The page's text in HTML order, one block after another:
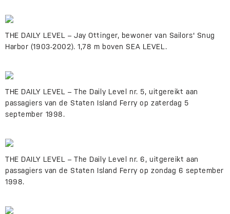
THE DAILY LEVEL – Jay Ottinger, bewoner van Sailors' Snug
Harbor (1903-2002). 1,78 m boven SEA LEVEL.
THE DAILY LEVEL – The Daily Level nr. 5, uitgereikt aan
passagiers van de Staten Island Ferry op zaterdag 5
september 1998.
THE DAILY LEVEL – The Daily Level nr. 6, uitgereikt aan
passagiers van de Staten Island Ferry op zondag 6 september
1998.